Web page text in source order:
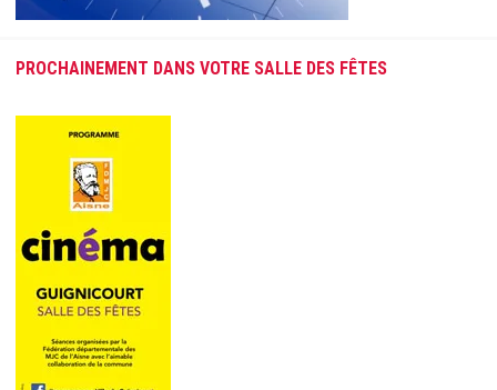
PROCHAINEMENT DANS VOTRE SALLE DES FÊTES